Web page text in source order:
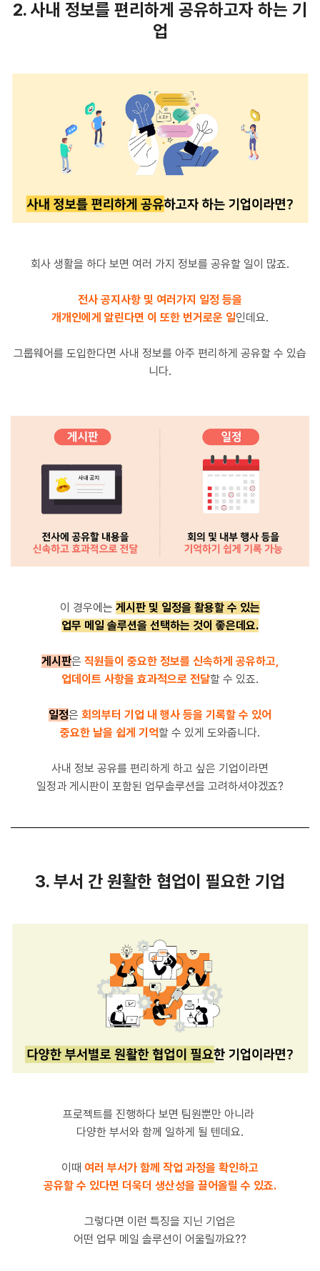
2. 사내 정보를 편리하게 공유하고자 하는 기
업
회사 생활을 하다 보면 여러 가지 정보를 공유할 일이 많죠.
전사 공지사항 및 여러가지 일정 등을
개개인에게 알린다면 이 또한 번거로운 일인데요.
그룹웨어를 도입한다면 사내 정보를 아주 편리하게 공유할 수 있습
니다.
이 경우에는 게시판 및 일정을 활용할 수 있는
업무 메일 솔루션을 선택하는 것이 좋은데요.
게시판은 직원들이 중요한 정보를 신속하게 공유하고,
업데이트 사항을 효과적으로 전달할 수 있죠.
일정은 회의부터 기업 내 행사 등을 기록할 수 있어
중요한 날을 쉽게 기억할 수 있게 도와줍니다.
사내 정보 공유를 편리하게 하고 싶은 기업이라면
일정과 게시판이 포함된 업무솔루션을 고려하셔야겠죠?
3. 부서 간 원활한 협업이 필요한 기업
프로젝트를 진행하다 보면 팀원뿐만 아니라
다양한 부서와 함께 일하게 될 텐데요.
이때 여러 부서가 함께 작업 과정을 확인하고
공유할 수 있다면 더욱더 생산성을 끌어올릴 수 있죠.
그렇다면 이런 특징을 지닌 기업은
어떤 업무 메일 솔루션이 어울릴까요??